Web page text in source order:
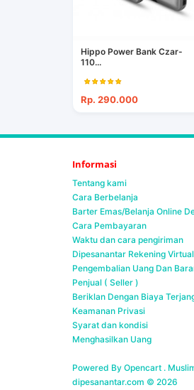
Hippo Power Bank Czar-
110...
Rp. 290.000
Informasi
Tentang kami
Cara Berbelanja
Barter Emas/Belanja Online
Cara Pembayaran
Waktu dan cara pengiriman
Dipesanantar Rekening
Pengembalian Uang Dan
Penjual ( Seller )
Beriklan Dengan Biaya
Keamanan Privasi
Syarat dan kondisi
Menghasilkan Uang
Powered By Opencart .
dipesanantar.com © 2026